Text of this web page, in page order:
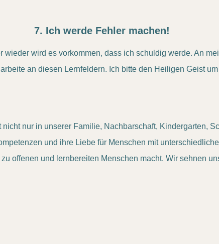
7. Ich werde Fehler machen!
wird es vorkommen, dass ich schuldig werde. An
an diesen Lernfeldern. Ich bitte den Heiligen Geist
nur in unserer Familie, Nachbarschaft, Kindergarten,
und ihre Liebe für Menschen mit
offenen und lernbereiten Menschen macht. Wir sehnen